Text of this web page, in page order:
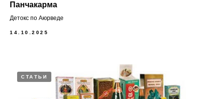
Панчакарма
Детокс по Аюрведе
14.10.2025
СТАТЬИ